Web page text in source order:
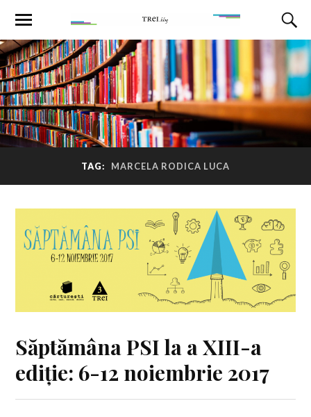
TAG: MARCELA RODICA LUCA
Săptămâna PSI la a XIII-a
ediție: 6-12 noiembrie 2017